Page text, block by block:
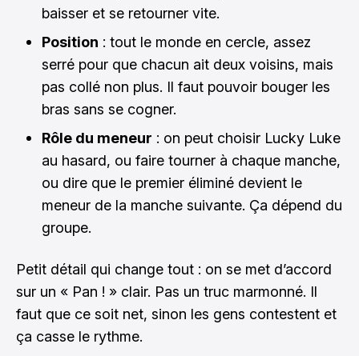
baisser et se retourner vite.
Position : tout le monde en cercle, assez
serré pour que chacun ait deux voisins, mais
pas collé non plus. Il faut pouvoir bouger les
bras sans se cogner.
Rôle du meneur : on peut choisir Lucky Luke
au hasard, ou faire tourner à chaque manche,
ou dire que le premier éliminé devient le
meneur de la manche suivante. Ça dépend du
groupe.
Petit détail qui change tout : on se met d’accord
sur un « Pan ! » clair. Pas un truc marmonné. Il
faut que ce soit net, sinon les gens contestent et
ça casse le rythme.